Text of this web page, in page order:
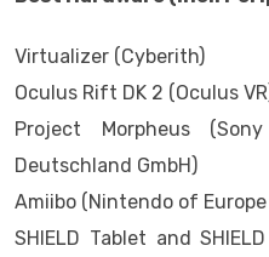
Virtualizer (Cyberith)
Oculus Rift DK 2 (Oculus
Project Morpheus
Deutschland GmbH)
Amiibo (Nintendo of Europe
SHIELD Tablet and